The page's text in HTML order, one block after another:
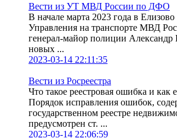
Вести из УТ МВД России по ДФО
В начале марта 2023 года в Елизово
Управления на транспорте МВД
генерал-майор полиции Александр
новых ...
2023-03-14 22:11:35
Вести из Росреестра
Что такое реестровая ошибка и как
Порядок исправления ошибок,
государственном реестре
предусмотрен ст. ...
2023-03-14 22:06:59